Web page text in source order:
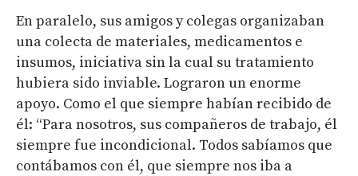
En paralelo, sus amigos y colegas organizaban
una colecta de materiales, medicamentos e
insumos, iniciativa sin la cual su tratamiento
hubiera sido inviable. Lograron un enorme
apoyo. Como el que siempre habían recibido de
él: “Para nosotros, sus compañeros de trabajo, él
siempre fue incondicional. Todos sabíamos que
contábamos con él, que siempre nos iba a